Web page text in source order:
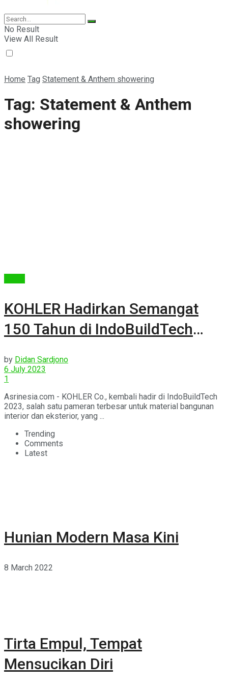
E-Magazine
No Result
View All Result
Home Tag Statement & Anthem showering
Tag: Statement & Anthem
showering
KOHLER Hadirkan Semangat
150 Tahun di IndoBuildTech
by Didan Sardjono
6 July 2023
1
Asrinesia.com - KOHLER Co., kembali hadir di IndoBuildTech
2023, salah satu pameran terbesar untuk material bangunan
interior dan eksterior, yang ...
Trending
Comments
Latest
Hunian Modern Masa Kini
8 March 2022
Tirta Empul, Tempat
Mensucikan Diri